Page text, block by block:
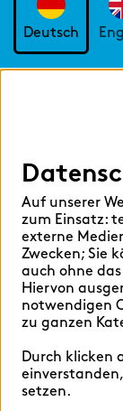
Deutsch
©2026 zeb
Impressum
Auf unserer
zum Einsatz:
externe
Zwecken; Sie
auch ohne
Hiervon
notwendigen
zu ganzen
Durch klicken
setzen.